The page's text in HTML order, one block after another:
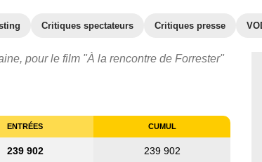
Critiques spectateurs Critiques presse
pour le film "À la rencontre de Forrester"
ENTRÉES CUMUL
239 902 239 902